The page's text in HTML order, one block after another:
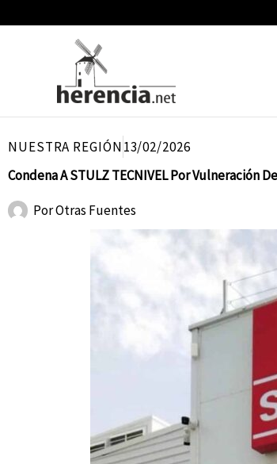
NUESTRA REGIÓN13/02/2026
Condena A STULZ TECNIVEL Por Vulneración
PorOtras Fuentes